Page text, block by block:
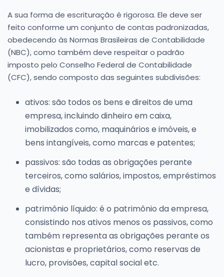
A sua forma de escrituração é rigorosa. Ele deve ser
feito conforme um conjunto de contas padronizadas,
obedecendo às Normas Brasileiras de Contabilidade
(NBC), como também deve respeitar o padrão
imposto pelo Conselho Federal de Contabilidade
(CFC), sendo composto das seguintes subdivisões:
ativos: são todos os bens e direitos de uma
empresa, incluindo dinheiro em caixa,
imobilizados como, maquinários e imóveis, e
bens intangíveis, como marcas e patentes;
passivos: são todas as obrigações perante
terceiros, como salários, impostos, empréstimos
e dívidas;
patrimônio líquido: é o patrimônio da empresa,
consistindo nos ativos menos os passivos, como
também representa as obrigações perante os
acionistas e proprietários, como reservas de
lucro, provisões, capital social etc.